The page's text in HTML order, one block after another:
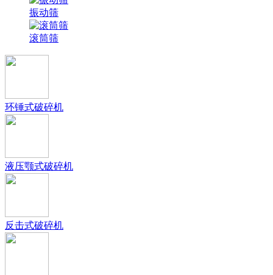
振动筛
滚筒筛
环锤式破碎机
液压颚式破碎机
反击式破碎机